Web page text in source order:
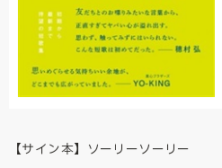
【サイン本】ソーリーソーリー